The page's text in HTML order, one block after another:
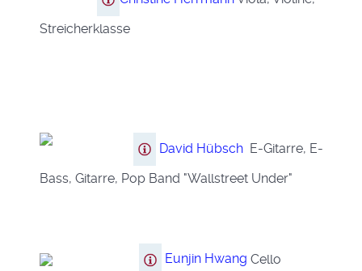
Streicherklasse
David Hübsch E-Gitarre, E-
Bass, Gitarre, Pop Band "Wallstreet Under"
Eunjin Hwang Cello